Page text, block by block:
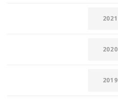
2021
2020
2019